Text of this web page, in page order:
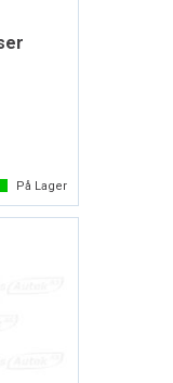
På Lager